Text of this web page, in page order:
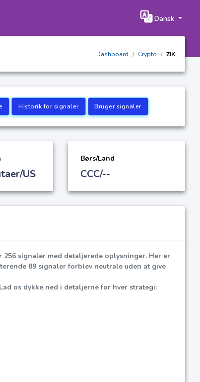
Dansk
Dashboard Crypto ZIK
Historik for signaler Bruger signaler
US
Børs/Land
CCC/--
256 signaler med detaljerede oplysninger. Her er
89 signaler forblev neutrale uden at give
os dykke ned i detaljerne for hver strategi: